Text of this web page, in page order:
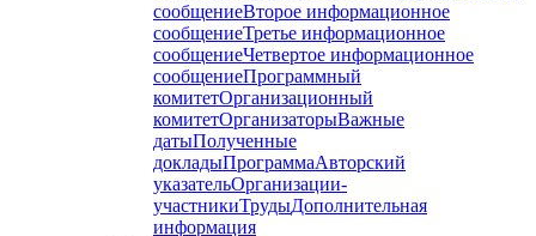
сообщениеВторое информационное
сообщениеТретье информационное
сообщениеЧетвертое информационное
сообщениеПрограммный
комитетОрганизационный
комитетОрганизаторыВажные
датыПолученные
докладыПрограммаАвторский
указательОрганизации-
участникиТрудыДополнительная
информация